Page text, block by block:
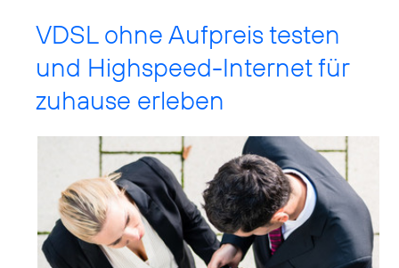
VDSL ohne Aufpreis testen
und Highspeed-Internet für
zuhause erleben